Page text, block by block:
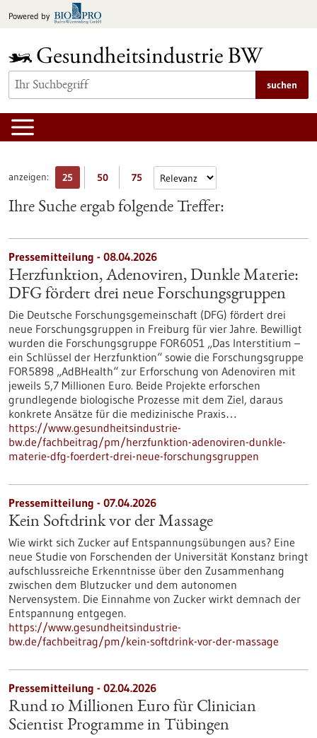
Inhalt
Powered by
suchen
anzeigen: 25 50 75
Ihre Suche ergab folgende Treffer:
Pressemitteilung - 08.04.2026
Herzfunktion, Adenoviren, Dunkle Materie:
DFG fördert drei neue Forschungsgruppen
Die Deutsche Forschungsgemeinschaft (DFG) fördert drei
neue Forschungsgruppen in Freiburg für vier Jahre. Bewilligt
wurden die Forschungsgruppe FOR6051 „Das Interstitium –
ein Schlüssel der Herzfunktion“ sowie die Forschungsgruppe
FOR5898 „AdBHealth“ zur Erforschung von Adenoviren mit
jeweils 5,7 Millionen Euro. Beide Projekte erforschen
grundlegende biologische Prozesse mit dem Ziel, daraus
konkrete Ansätze für die medizinische Praxis…
https://www.gesundheitsindustrie-
bw.de/fachbeitrag/pm/herzfunktion-adenoviren-dunkle-
materie-dfg-foerdert-drei-neue-forschungsgruppen
Pressemitteilung - 07.04.2026
Kein Softdrink vor der Massage
Wie wirkt sich Zucker auf Entspannungsübungen aus? Eine
neue Studie von Forschenden der Universität Konstanz bringt
aufschlussreiche Erkenntnisse über den Zusammenhang
zwischen dem Blutzucker und dem autonomen
Nervensystem. Die Einnahme von Zucker wirkt demnach der
Entspannung entgegen.
https://www.gesundheitsindustrie-
bw.de/fachbeitrag/pm/kein-softdrink-vor-der-massage
Pressemitteilung - 02.04.2026
Rund 10 Millionen Euro für Clinician
Scientist Programme in Tübingen